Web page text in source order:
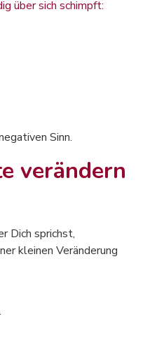
über sich schimpft:
Sinn.
verändern
Dich sprichst,
kleinen Veränderung